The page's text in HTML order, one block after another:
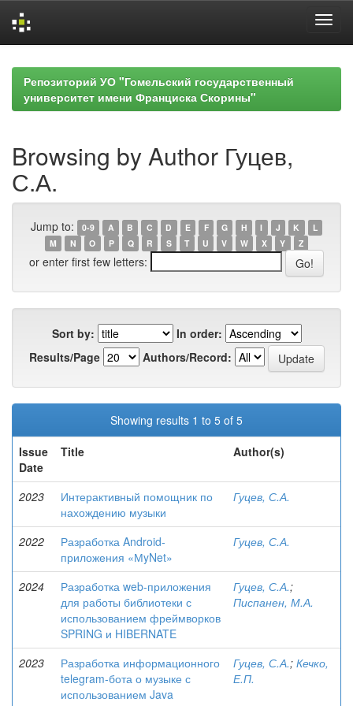
navigationРепозиторий УО "Гомельский государственный
университет имени Франциска Скорины"
Browsing by Author Гуцев,
С.А.
Jump to: 0-9 A B C D E F G H I J K
L
M
N O P Q R S T U V W X Y Z
or enter first few letters:
Sort by:
In order:
Results/Page
Authors/Record:
Showing results 1 to 5 of 5
Issue
Date
Title Author(s)
2023
Интерактивный помощник по
нахождению музыки
Гуцев, С.А.
2022
Разработка Android-
приложения «МyNet»
Гуцев, С.А.
2024
Разработка web-приложения
для работы библиотеки с
использованием фреймворков
SPRING и HIBERNATE
Гуцев, С.А.;
Писпанен, М.А.
2023
Разработка информационного
telegram-бота о музыке с
использованием Java
Гуцев, С.А.; Кечко,
Е.П.